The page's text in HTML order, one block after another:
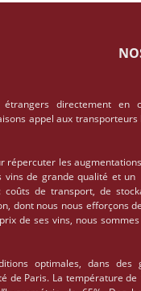
directement en
appel aux transporteurs
répercuter les
vins de grande qualité et un
de transport, de
dont nous nous efforçons
de ses vins, nous
optimales, dans des
de Paris. La température de